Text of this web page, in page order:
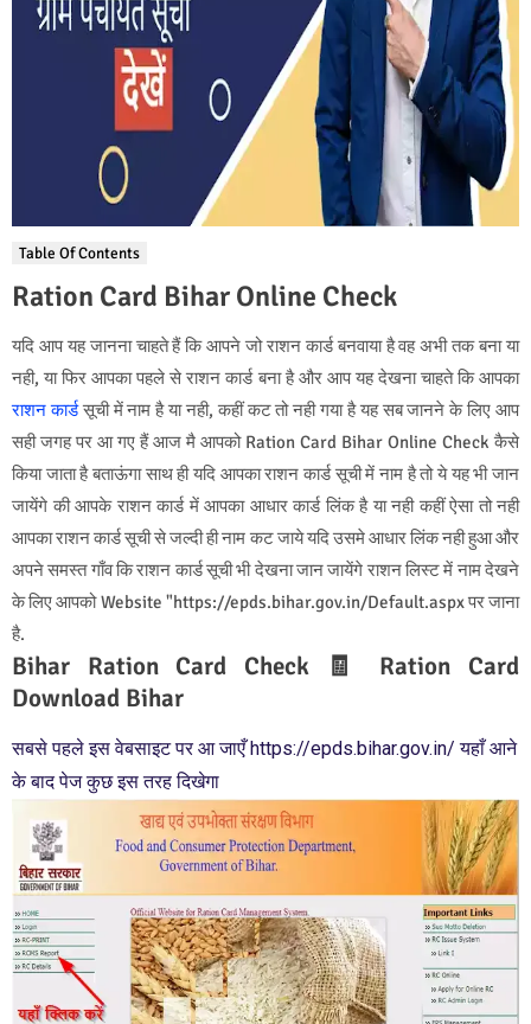
Table Of Contents
Ration Card Bihar Online Check
यदि आप यह जानना चाहते हैं कि आपने जो राशन कार्ड बनवाया है वह अभी तक बना या
नही, या फिर आपका पहले से राशन कार्ड बना है और आप यह देखना चाहते कि आपका
राशन कार्डसूची में नाम है या नही, कहीं कट तो नही गया है यह सब जानने के लिए आप
सही जगह पर आ गए हैं आज मै आपको Ration Card Bihar Online Check कैसे
किया जाता है बताऊंगा साथ ही यदि आपका राशन कार्ड सूची में नाम है तो ये यह भी जान
जायेंगे की आपके राशन कार्ड में आपका आधार कार्ड लिंक है या नही कहीं ऐसा तो नही
आपका राशन कार्ड सूची से जल्दी ही नाम कट जाये यदि उसमे आधार लिंक नही हुआ और
अपने समस्त गाँव कि राशन कार्ड सूची भी देखना जान जायेंगे राशन लिस्ट में नाम देखने
के लिए आपको Website "https://epds.bihar.gov.in/Default.aspx पर जाना
है.
Bihar Ration Card Check 🧾 Ration Card
Download Bihar
सबसे पहले इस वेबसाइट पर आ जाएँ https://epds.bihar.gov.in/ यहाँ आने
के बाद पेज कुछ इस तरह दिखेगा